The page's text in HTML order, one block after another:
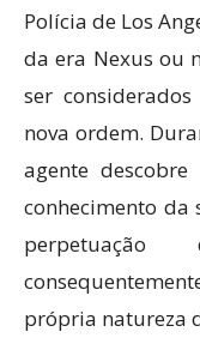
Polícia de Los
da era Nexus ou
ser
nova ordem.
agente
conhecimento da
própria natureza